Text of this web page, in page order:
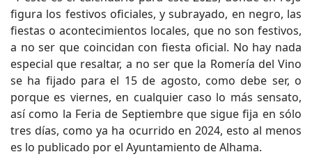
figura los festivos oficiales, y subrayado, en negro, las
fiestas o acontecimientos locales, que no son festivos,
a no ser que coincidan con fiesta oficial. No hay nada
especial que resaltar, a no ser que la Romería del Vino
se ha fijado para el 15 de agosto, como debe ser, o
porque es viernes, en cualquier caso lo más sensato,
así como la Feria de Septiembre que sigue fija en sólo
tres días, como ya ha ocurrido en 2024, esto al menos
es lo publicado por el Ayuntamiento de Alhama.